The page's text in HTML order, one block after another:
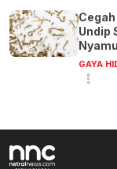
Undip
GAYA